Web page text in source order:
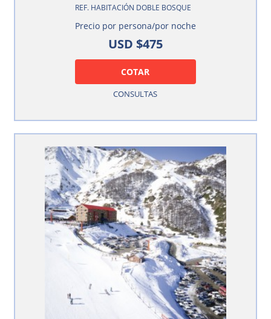
REF. HABITACIÓN DOBLE BOSQUE
Precio por persona/por noche
USD $475
COTAR
CONSULTAS